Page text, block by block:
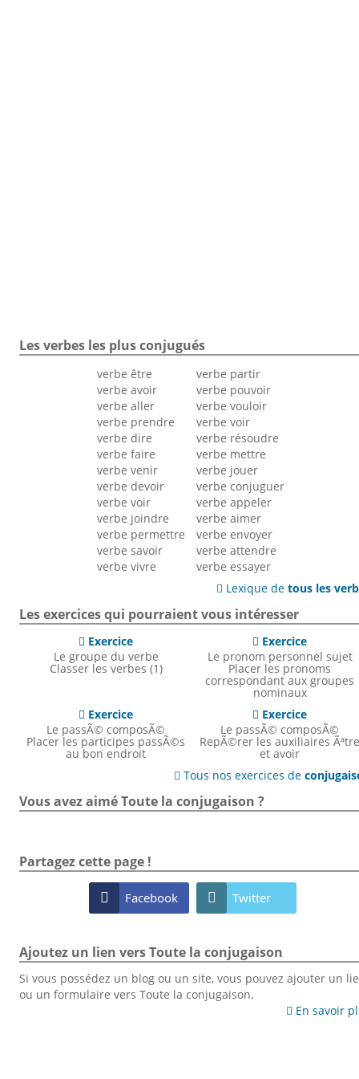
Les verbes les plus conjugués
verbe être
verbe avoir
verbe aller
verbe prendre
verbe dire
verbe faire
verbe venir
verbe devoir
verbe voir
verbe joindre
verbe permettre
verbe savoir
verbe vivre
verbe partir
verbe pouvoir
verbe vouloir
verbe voir
verbe résoudre
verbe mettre
verbe jouer
verbe conjuguer
verbe appeler
verbe aimer
verbe envoyer
verbe attendre
verbe essayer
 Lexique detous les
Les exercices qui pourraient vous intéresser
 Exercice
Le groupe du verbe
Classer les verbes (1)
 Exercice
Le pronom personnel sujet
Placer les pronoms
correspondant aux groupes
nominaux
 Exercice
Le passÃ© composÃ©
Placer les participes passÃ©s
au bon endroit
 Exercice
Le passÃ© composÃ©
RepÃ©rer les auxiliaires Ãªtre
et avoir
 Tous nos exercices de
Vous avez aimé Toute la conjugaison ?
Partagez cette page !
 Facebook  Twitter
Ajoutez un lien vers Toute la conjugaison
Si vous possédez un blog ou un site, vous pouvez ajouter un
ou un formulaire vers Toute la conjugaison.
 En savoir